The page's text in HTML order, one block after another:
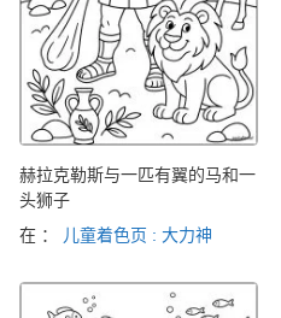
赫拉克勒斯与一匹有翼的马和一
头狮子
在 ：
儿童着色页 : 大力神